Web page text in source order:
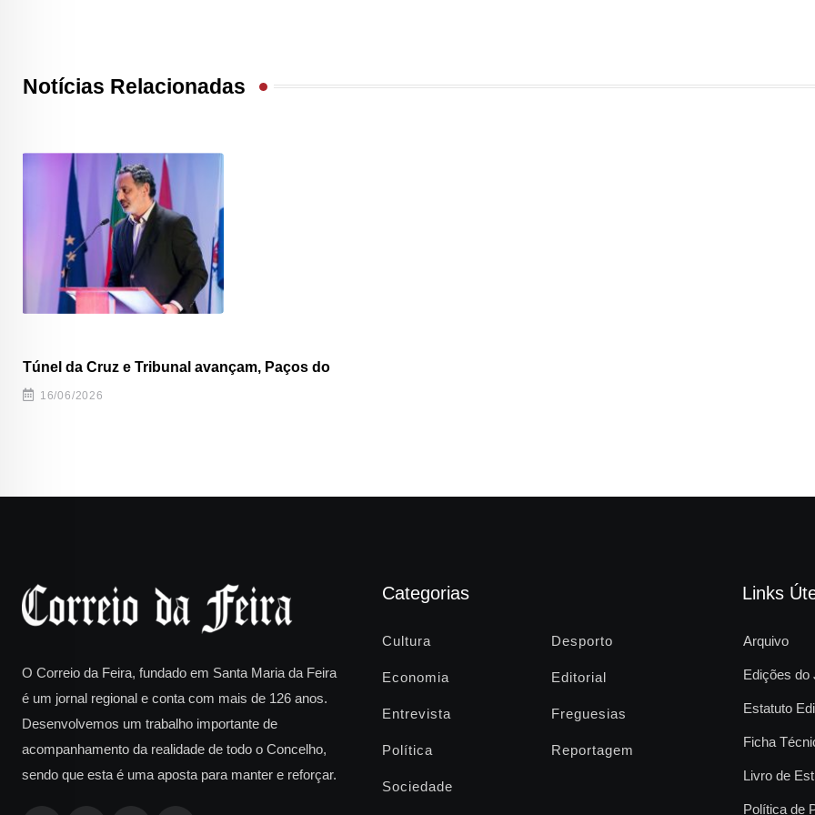
Notícias Relacionadas
Túnel da Cruz e Tribunal avançam, Paços do
16/06/2026
O Correio da Feira, fundado em Santa Maria da Feira
é um jornal regional e conta com mais de 126 anos.
Desenvolvemos um trabalho importante de
acompanhamento da realidade de todo o Concelho,
sendo que esta é uma aposta para manter e reforçar.
Categorias
Cultura Desporto
Economia Editorial
Entrevista Freguesias
Política Reportagem
Sociedade
Links
Arquivo
Edições do
Estatuto
Ficha
Livro de
Política de